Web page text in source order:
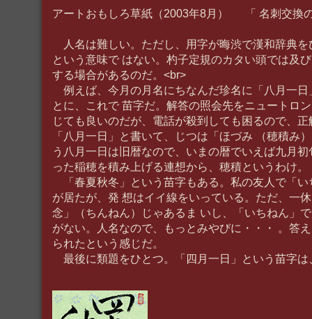
アートおもしろ草紙（2003年8月） 「 名刺交換
人名は難しい。ただし、用字が晦渋で漢和辞典を
という意味で はない。杓子定規のカタい頭では及
する場合があるのだ。<br>
例えば、今月の月名にちなんだ珍名に「八月一日
とに、これで 苗字だ。解答の照会先をニュートロ
じても良いのだが、電話が殺到しても困るので、
「八月一日」と書いて、じつは「ほづみ （穂積み
う八月一日は旧暦なので、いまの暦でいえば九月
った稲穂を積み上げる連想から、穂積というわけ。
「春夏秋冬」という苗字もある。私の友人で「い
が居たが、発 想はイイ線をいっている。ただ、一
念」（ちんねん）じゃあるま いし、「いちねん」
がない。人名なので、もっとみやびに・・・ 。答
られたという感じだ。
最後に類題をひとつ。「四月一日」という苗字は